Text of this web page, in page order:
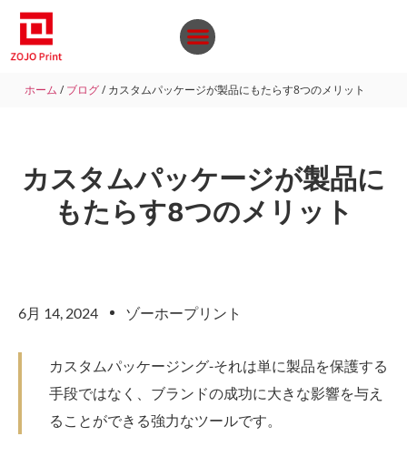
ホーム / ブログ/ カスタムパッケージが製品にもたらす8つのメリット
カスタムパッケージが製品に
もたらす8つのメリット
6月 14, 2024 ゾーホープリント
カスタムパッケージング-それは単に製品を保護する
手段ではなく、ブランドの成功に大きな影響を与え
ることができる強力なツールです。